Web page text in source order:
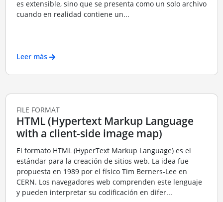
es extensible, sino que se presenta como un solo archivo
cuando en realidad contiene un...
Leer más
FILE FORMAT
HTML (Hypertext Markup Language
with a client-side image map)
El formato HTML (HyperText Markup Language) es el
estándar para la creación de sitios web. La idea fue
propuesta en 1989 por el físico Tim Berners-Lee en
CERN. Los navegadores web comprenden este lenguaje
y pueden interpretar su codificación en difer...